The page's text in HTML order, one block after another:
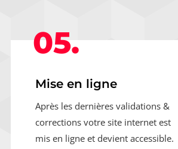
05.
Mise en ligne
Après les dernières validations &
corrections votre site internet est
mis en ligne et devient accessible.